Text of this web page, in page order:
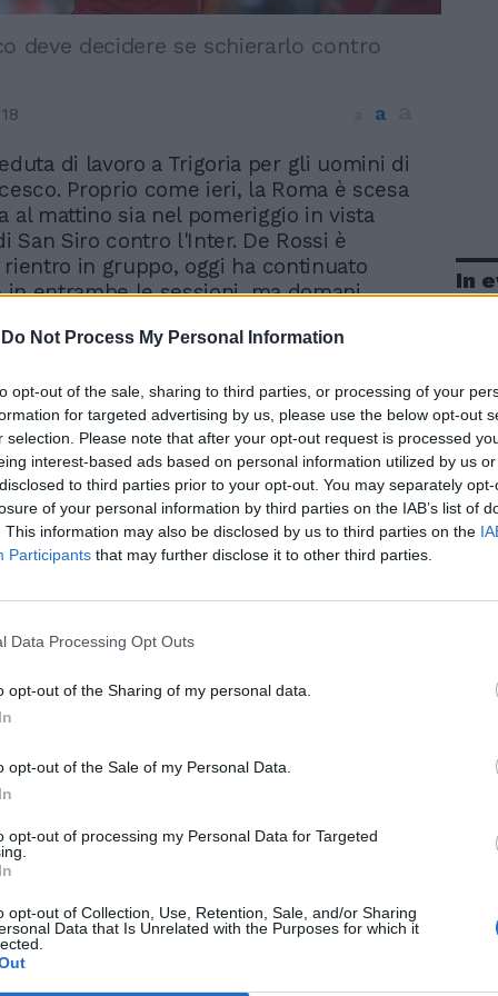
Do Not Process My Personal Information
opt-out of the sale, sharing to third parties, or processing of your
for targeted advertising by us, please use the below opt-out
selection. Please note that after your opt-out request is processed
interest-based ads based on personal information utilized by us
to third parties prior to your opt-out. You may separately
of your personal information by third parties on the IAB’s list of
This information may also be disclosed by us to third parties on the
Participants that may further disclose it to other third parties.
Data Processing Opt Outs
opt-out of the Sharing of my personal data.
opt-out of the Sale of my Personal Data.
opt-out of processing my Personal Data for Targeted
opt-out of Collection, Use, Retention, Sale, and/or Sharing
Data that Is Unrelated with the Purposes for which it
deve decidere se schierarlo contro
a
di lavoro a Trigoria per gli uomini di
Proprio come ieri, la Roma è scesa
al mattino sia nel pomeriggio in vista
San Siro contro l'Inter. De Rossi è
rientro in gruppo, oggi ha continuato
entrambe le sessioni, ma domani
un posto da titolare nella partita di
che è fermo da quasi due mesi e al
puntare alla panchina: le sue
da valutare giorno per giorno,
riprendere gli allenamenti con la squadra
e strappare la convocazione. Sarà
avere l'ultima parola e potrebbe anche
rimandare la chiamata al 24 nella famosa
un lavoro di forza in palestra ed esercizi
sui movimenti difensivi e offensivi in
con la classica partitella. Domani
singolo nel pomeriggio.
In
Trump, Meloni e la strategia